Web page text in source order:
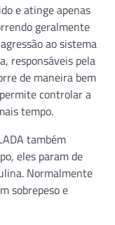
e atinge apenas
geralmente
ao sistema
responsáveis pela
de maneira bem
controlar a
tempo.
também
eles param de
Normalmente
sobrepeso e